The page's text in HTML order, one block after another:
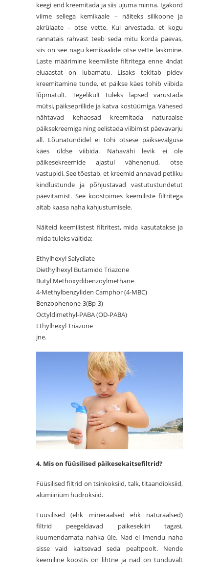
keegi end kreemitada ja siis ujuma minna. Igakord
viime sellega kemikaale – näiteks silikoone ja
akrülaate – otse vette. Kui arvestada, et kogu
rannatäis rahvast teeb seda mitu korda päevas,
siis on see nagu kemikaalide otse vette laskmine.
Laste määrimine keemiliste filtritega enne 4ndat
eluaastat on lubamatu. Lisaks tekitab pidev
kreemitamine tunde, et päikse käes tohib viibida
lõpmatult. Tegelikult tuleks lapsed varustada
mütsi, päikseprillide ja katva kostüümiga. Vähesed
nähtavad kehaosad kreemitada naturaalse
päiksekreemiga ning eelistada viibimist päevavarju
all. Lõunatundidel ei tohi otsese päiksevalguse
käes üldse viibida. Nahavähi levik ei ole
päikesekreemide ajastul vähenenud, otse
vastupidi. See tõestab, et kreemid annavad petliku
kindlustunde ja põhjustavad vastutustundetut
päevitamist. See koostoimes keemiliste filtritega
aitab kaasa naha kahjustumisele.
Näiteid keemilistest filtritest, mida kasutatakse ja
mida tuleks vältida:
Ethylhexyl Salycilate
Diethylhexyl Butamido Triazone
Butyl Methoxydibenzoylmethane
4-Methylbenzyliden Camphor (4-MBC)
Benzophenone-3(Bp-3)
Octyldimethyl-PABA (OD-PABA)
Ethylhexyl Triazone
jne.
4. Mis on füüsilised päikesekaitsefiltrid?
Füüsilised filtrid on tsinkoksiid, talk, titaandioksiid,
alumiinium hüdroksiid.
Füüsilised (ehk mineraalsed ehk naturaalsed)
filtrid peegeldavad päikesekiiri tagasi,
kuumendamata nahka üle. Nad ei imendu naha
sisse vaid kaitsevad seda pealtpoolt. Nende
keemiline koostis on lihtne ja nad on tunduvalt